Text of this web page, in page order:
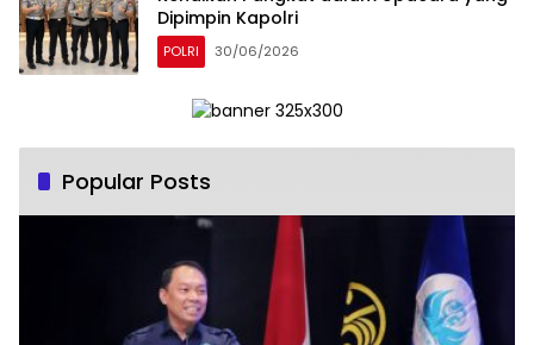
Dipimpin Kapolri
POLRI 30/06/2026
Popular Posts